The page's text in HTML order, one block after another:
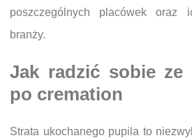
poszczególnych placówek oraz
branży.
Jak radzić sobie ze
po cremation
Strata ukochanego pupila to